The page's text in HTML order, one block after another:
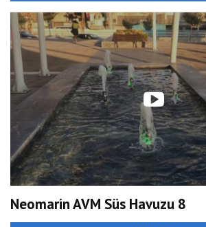
Neomarin AVM Süs Havuzu 8